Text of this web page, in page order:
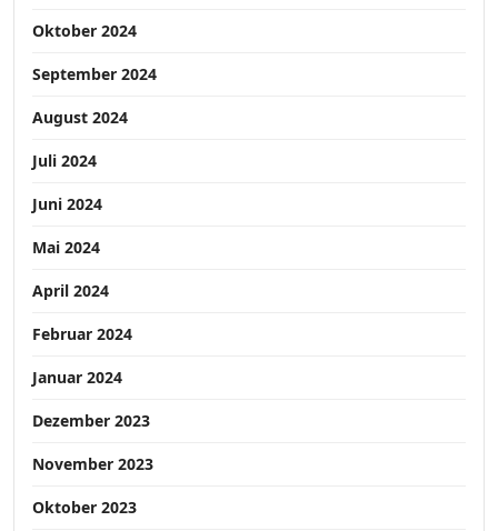
Oktober 2024
September 2024
August 2024
Juli 2024
Juni 2024
Mai 2024
April 2024
Februar 2024
Januar 2024
Dezember 2023
November 2023
Oktober 2023